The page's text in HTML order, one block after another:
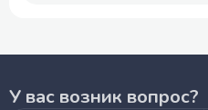
У вас возник вопрос?